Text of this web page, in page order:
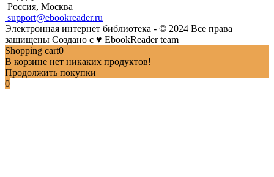
Россия, Москва
support@ebookreader.ru
Электронная интернет библиотека - © 2024 Все права
защищены Создано с ♥ EbookReader team
Shopping cart0
В корзине нет никаких продуктов!
Продолжить покупки
0